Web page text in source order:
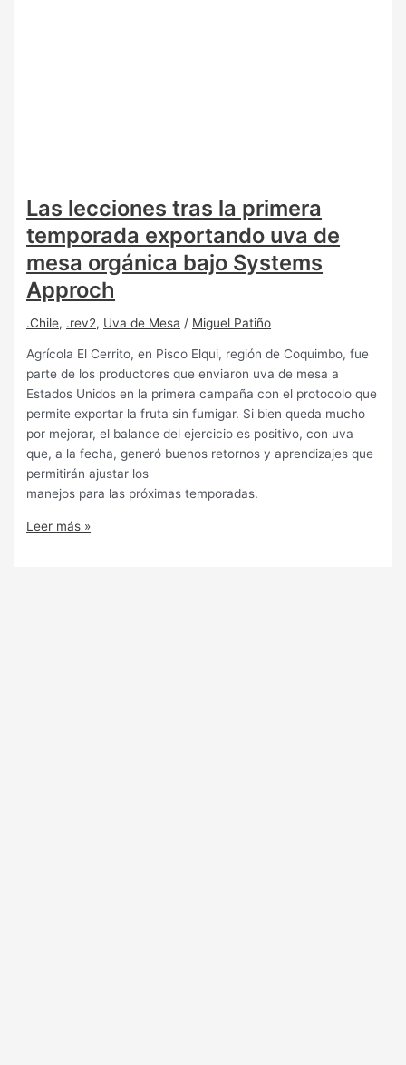
Las lecciones tras la primera
temporada exportando uva de
mesa orgánica bajo Systems
Approch
.Chile, .rev2, Uva de Mesa / Miguel Patiño
Agrícola El Cerrito, en Pisco Elqui, región de Coquimbo, fue
parte de los productores que enviaron uva de mesa a
Estados Unidos en la primera campaña con el protocolo que
permite exportar la fruta sin fumigar. Si bien queda mucho
por mejorar, el balance del ejercicio es positivo, con uva
que, a la fecha, generó buenos retornos y aprendizajes que
permitirán ajustar los
manejos para las próximas temporadas.
Leer más »